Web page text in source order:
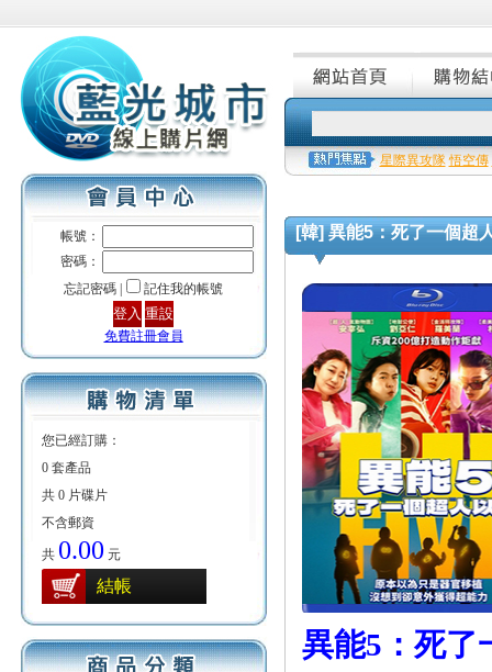
帳號：
密碼：
忘記密碼 |
記住我的帳號
免費註冊會員
您已經訂購：
0 套產品
共 0 片碟片
不含郵資
共 0.00 元
結帳
星際異攻隊 悟空傳
[韓] 異能5：死了一個超
異能5：死了